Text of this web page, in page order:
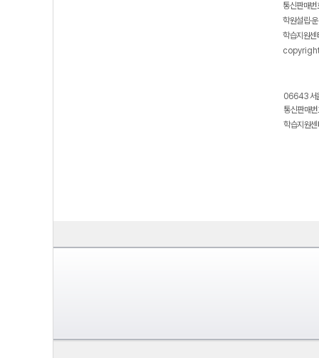
통신판매
학원설립·
학습지원
06643 서
통신판매
학습지원